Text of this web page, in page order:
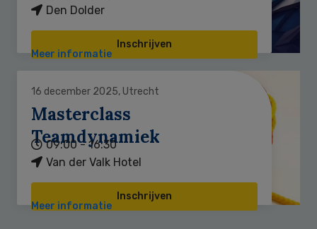
Den Dolder
Inschrijven
Meer informatie
16 december 2025, Utrecht
Masterclass
Teamdynamiek
09:00 - 16:30
Van der Valk Hotel
Inschrijven
Meer informatie